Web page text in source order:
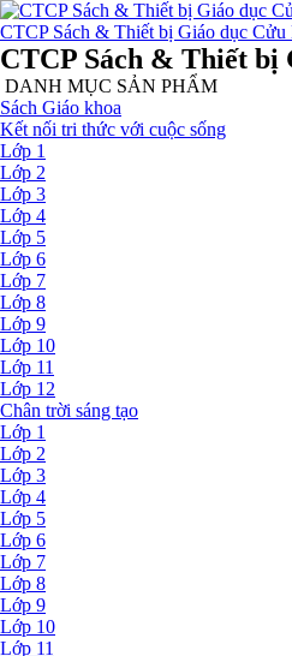
CTCP Sách & Thiết bị Giáo dục Cửu
CTCP Sách & Thiết bị
DANH MỤC SẢN PHẨM
Sách Giáo khoa
Kết nối tri thức với cuộc sống
Lớp 1
Lớp 2
Lớp 3
Lớp 4
Lớp 5
Lớp 6
Lớp 7
Lớp 8
Lớp 9
Lớp 10
Lớp 11
Lớp 12
Chân trời sáng tạo
Lớp 1
Lớp 2
Lớp 3
Lớp 4
Lớp 5
Lớp 6
Lớp 7
Lớp 8
Lớp 9
Lớp 10
Lớp 11